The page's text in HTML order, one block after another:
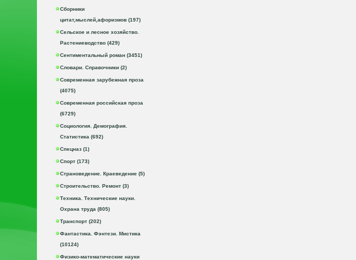
Сборники
цитат,мыслей,афоризмов (197)
Сельское и лесное хозяйство.
Растениеводство (429)
Сентиментальный роман (3451)
Словари. Справочники (2)
Современная зарубежная проза
(4075)
Современная российская проза
(6729)
Социология. Демография.
Статистика (692)
Спецназ (1)
Спорт (173)
Страноведение. Краеведение (5)
Строительство. Ремонт (3)
Техника. Технические науки.
Охрана труда (805)
Транспорт (202)
Фантастика. Фэнтези. Мистика
(10124)
Физико-математические науки